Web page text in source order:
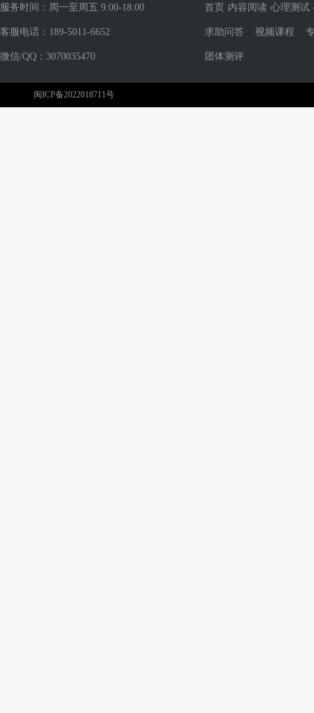
服务时间：周一至周五 9:00-18:00
客服电话：189-5011-6652
微信/QQ：3070035470
首页 内容阅读 心理测试
求助问答 视频课程
团体测评
闽ICP备2022018711号